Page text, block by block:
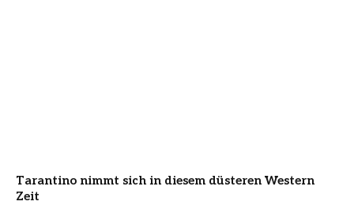
Tarantino nimmt sich in diesem düsteren Western
Zeit